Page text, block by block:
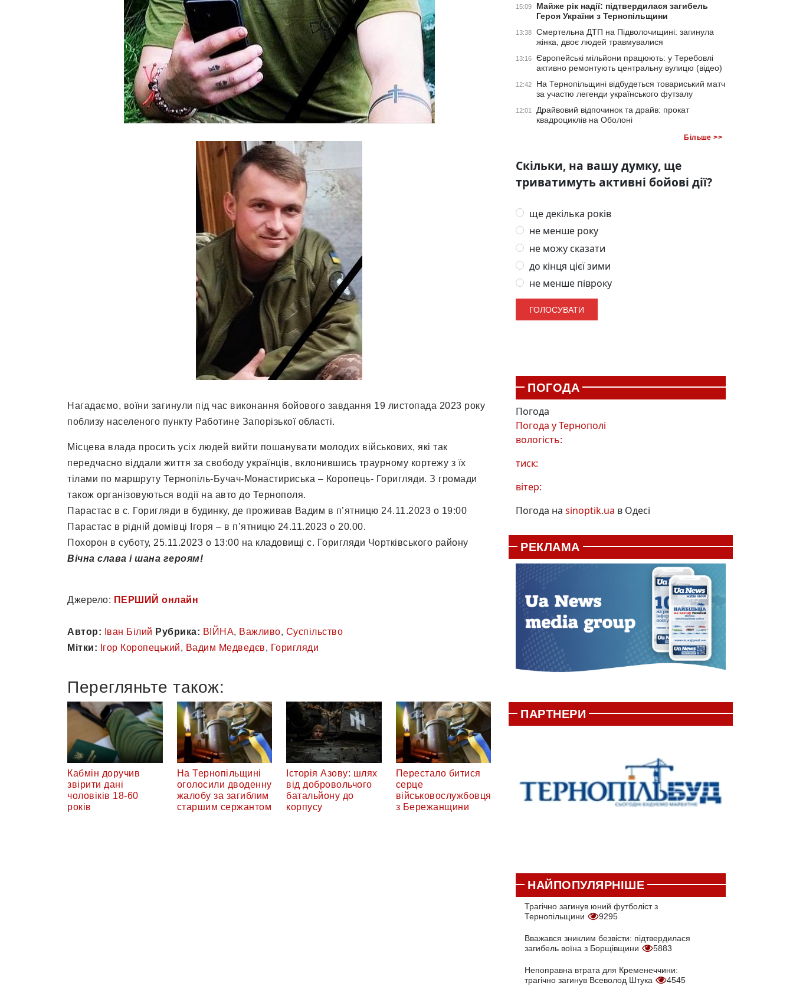
Нагадаємо, воїни загинули під час виконання бойового завдання 19 листопада 2023 року
поблизу населеного пункту Работине Запорізької області.
Місцева влада просить усіх людей вийти пошанувати молодих військових, які так
передчасно віддали життя за свободу українців, вклонившись траурному кортежу з їх
тілами по маршруту Тернопіль-Бучач-Монастириська – Коропець- Горигляди. З громади
також організовуються водії на авто до Тернополя.
Парастас в с. Горигляди в будинку, де проживав Вадим в п’ятницю 24.11.2023 о 19:00
Парастас в рідній домівці Ігоря – в п’ятницю 24.11.2023 о 20.00.
Похорон в суботу, 25.11.2023 о 13:00 на кладовищі с. Горигляди Чортківського району
Вічна слава і шана героям!
Джерело: ПЕРШИЙ онлайн
Автор: Іван Білий Рубрика: ВІЙНА, Важливо, Суспільство
Мітки:
Ігор Коропецький, Вадим Медведєв, Горигляди
Перегляньте також:
Кабмін доручив
звірити дані
чоловіків 18-60
років
На Тернопільщині
оголосили дводенну
жалобу за загиблим
старшим сержантом
Історія Азову: шлях
від добровольчого
батальйону до
корпусу
Перестало битися
серце
військовослужбовця
з Бережанщини
15:09
Майже рік надії: підтвердилася загибель
Героя України з Тернопільщини
13:38
Смертельна ДТП на Підволочищині: загинула
жінка, двоє людей травмувалися
13:16
Європейські мільйони працюють: у Теребовлі
активно ремонтують центральну вулицю (відео)
12:42
На Тернопільщині відбудеться товариський матч
за участю легенди українського футзалу
12:01
Драйвовий відпочинок та драйв: прокат
квадроциклів на Оболоні
Більше >>
Скільки, на вашу думку, ще
триватимуть активні бойові дії?
ще декілька років
не менше року
не можу сказати
до кінця цієї зими
не менше півроку
ПОГОДА
Погода
Погода уТернополі
вологість:
тиск:
вітер:
Погода на sinoptik.ua в Одесі
РЕКЛАМА
ПАРТНЕРИ
НАЙПОПУЛЯРНІШЕ
Трагічно загинув юний футболіст з
Тернопільщини
9295
Вважався зниклим безвісти: підтвердилася
загибель воїна з Борщівщини
5883
Непоправна втрата для Кременеччини:
трагічно загинув Всеволод Штука
4545